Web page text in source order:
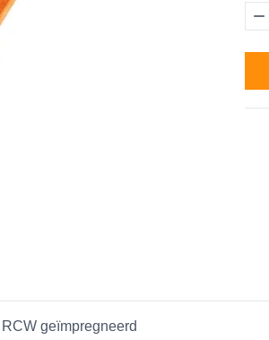
geïmpregneerd